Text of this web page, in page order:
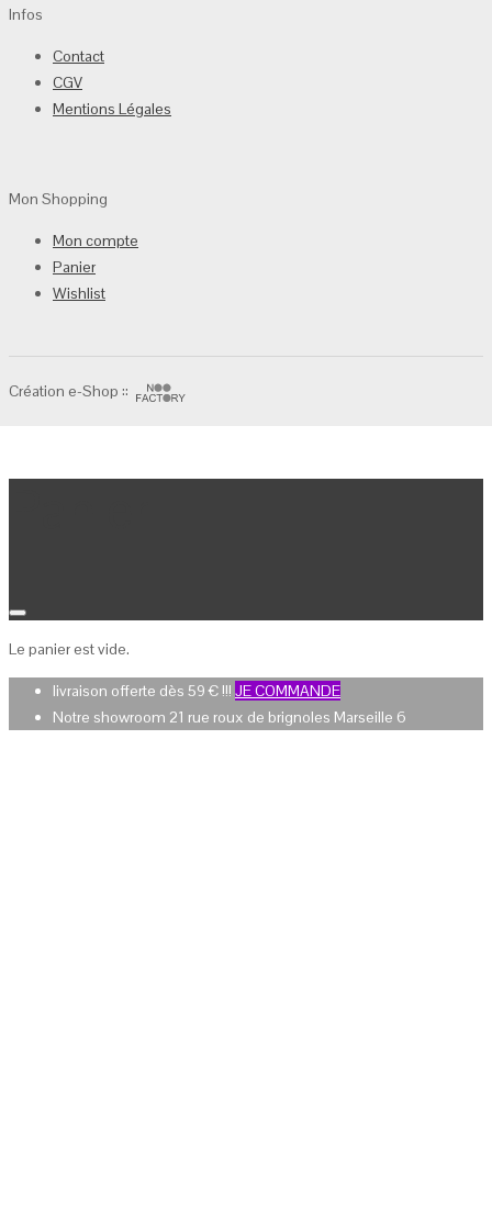
Infos
Contact
CGV
Mentions Légales
Mon Shopping
Mon compte
Panier
Wishlist
Création e-Shop ::
Le panier est vide.
livraison offerte dès 59 € !!! JE COMMANDE
Notre showroom 21 rue roux de brignoles Marseille 6